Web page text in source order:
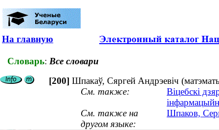
На главную
Словарь: Все словари
[200] Шпакаў, Сяргей Андрэевіч
См. также:
Віцебскі
См. также на
другом языке:
Шпаков,